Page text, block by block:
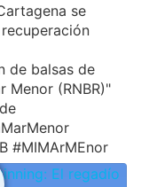
se
de balsas de
Menor (RNBR)"
#MIMArMEnor